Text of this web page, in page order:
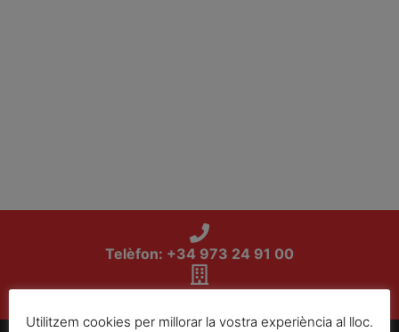
Telèfon: +34 973 24 91 00
Plaça Sant Joan, 18 5-A. 25007 Lleida
Utilitzem cookies per millorar la vostra experiència al lloc.